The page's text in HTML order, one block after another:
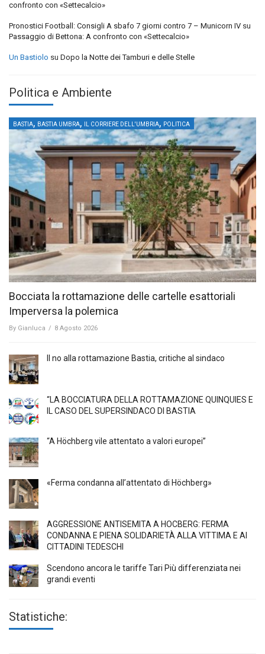
confronto con «Settecalcio»
Pronostici Football: Consigli A sbafo 7 giorni contro 7 – Municorn IV su
Passaggio di Bettona: A confronto con «Settecalcio»
Un Bastiolo su Dopo la Notte dei Tamburi e delle Stelle
Politica e Ambiente
BASTIA, BASTIA UMBRA, IL CORRIERE DELL'UMBRIA, POLITICA
Bocciata la rottamazione delle cartelle esattoriali
Imperversa la polemica
By Gianluca / 8 Agosto 2026
Il no alla rottamazione Bastia, critiche al sindaco
“LA BOCCIATURA DELLA ROTTAMAZIONE QUINQUIES E
IL CASO DEL SUPERSINDACO DI BASTIA
“A Höchberg vile attentato a valori europei”
«Ferma condanna all’attentato di Höchberg»
AGGRESSIONE ANTISEMITA A HÖCBERG: FERMA
CONDANNA E PIENA SOLIDARIETÀ ALLA VITTIMA E AI
CITTADINI TEDESCHI
Scendono ancora le tariffe Tari Più differenziata nei
grandi eventi
Statistiche: